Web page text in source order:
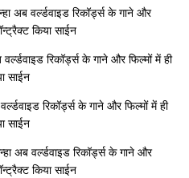
अब वर्ल्डवाइड रिकॉर्ड्स के गाने और
किया साईन
वर्ल्डवाइड रिकॉर्ड्स के गाने और फिल्मों में ही
साईन
रिकॉर्ड्स के गाने और फिल्मों में ही
साईन
अब वर्ल्डवाइड रिकॉर्ड्स के गाने और
किया साईन